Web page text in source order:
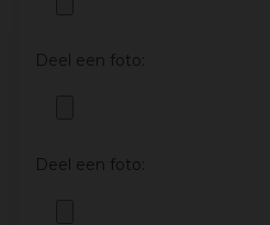
Deel een foto:
Deel een foto: